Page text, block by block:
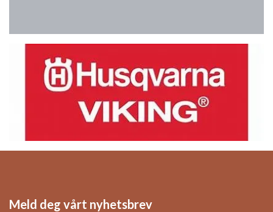
Meld deg vårt nyhetsbrev